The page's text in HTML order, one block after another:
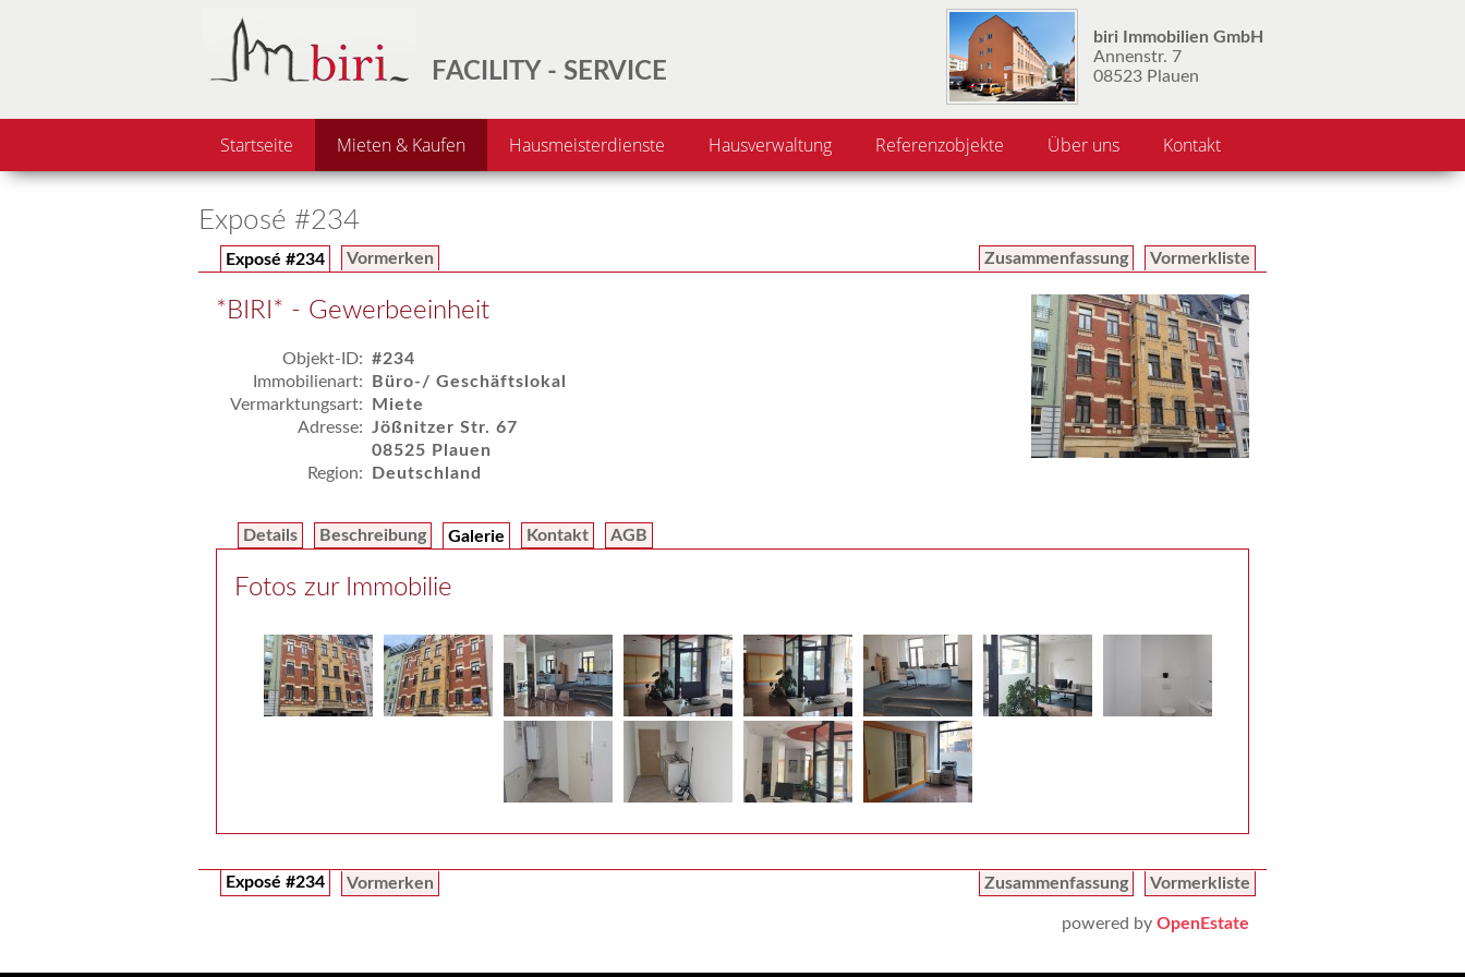
FACILITY - SERVICE
biri Immobilien GmbH
Annenstr. 7
08523 Plauen
Startseite Mieten & Kaufen Hausmeisterdienste Hausverwaltung Referenzobjekte Über uns Kontakt
Exposé #234
Exposé #234 Vormerken Vormerkliste
Zusammenfassung
*BIRI* - Gewerbeeinheit
Objekt-ID: #234
Immobilienart:
Büro-/ Geschäftslokal
Vermarktungsart:
Miete
Adresse: Jößnitzer Str. 67
08525 Plauen
Region:
Deutschland
Details Beschreibung Galerie Kontakt AGB
Fotos zur Immobilie
Exposé #234 Vormerken Vormerkliste
Zusammenfassung
powered by OpenEstate